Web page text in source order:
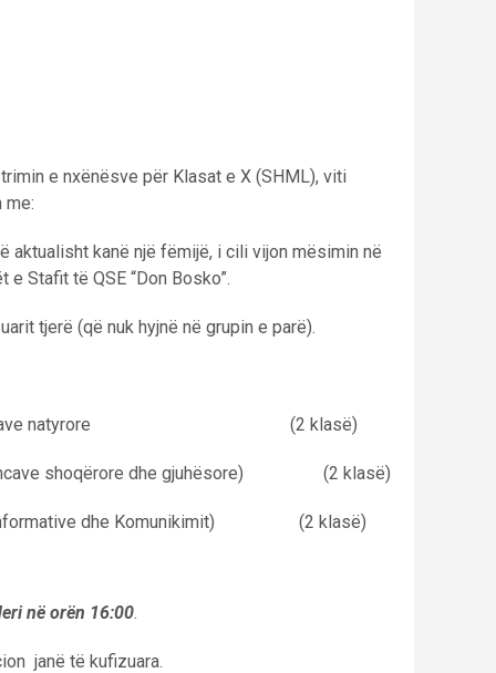
e nxënësve për Klasat e X (SHML), viti
me:
kanë një fëmijë, i cili vijon mësimin në
e Stafit të QSE “Don Bosko”.
tjerë (që nuk hyjnë në grupin e parë).
i shkencave natyrore (2 klasë)
shoqërore dhe gjuhësore) (2 klasë)
Informative dhe Komunikimit) (2 klasë)
në orën 16:00.
janë të kufizuara.